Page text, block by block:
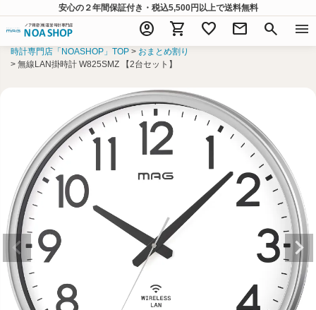
安心の２年間保証付き・税込5,500円以上で送料無料
account_circle shopping_cart favorite mail search menu
時計専門店「NOASHOP」TOP
おまとめ割り
無線LAN掛時計 W825SMZ 【2台セット】